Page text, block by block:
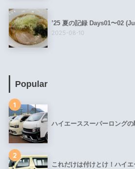
’25 夏の記録 Days01〜02
2025-08-10
Popular
1
ハイエーススーパーロング
2
これだけは付けとけ！ハイ